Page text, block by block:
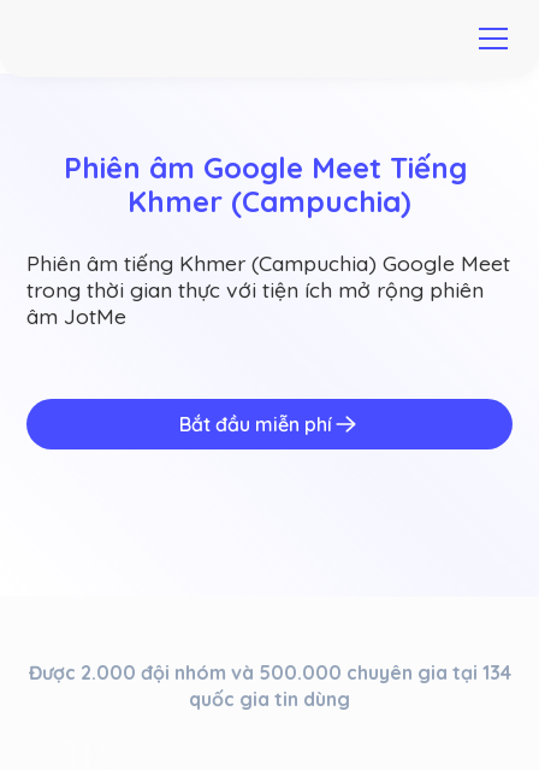
Phiên âm Google Meet Tiếng
Khmer (Campuchia)
Phiên âm tiếng Khmer (Campuchia) Google Meet
trong thời gian thực với tiện ích mở rộng phiên
âm JotMe
Bắt đầu miễn phí
Được 2.000 đội nhóm và 500.000 chuyên gia tại 134
quốc gia tin dùng